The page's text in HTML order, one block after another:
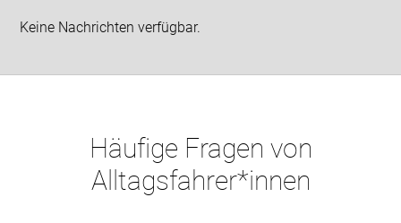
Keine Nachrichten verfügbar.
Häufige Fragen von
Alltagsfahrer*innen